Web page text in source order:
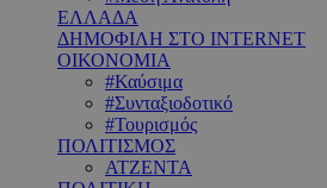
ΕΛΛΑΔΑ
ΔΗΜΟΦΙΛΗ ΣΤΟ INTERNET
ΟΙΚΟΝΟΜΙΑ
#Καύσιμα
#Συνταξιοδοτικό
#Τουρισμός
ΠΟΛΙΤΙΣΜΟΣ
ΑΤΖΕΝΤΑ